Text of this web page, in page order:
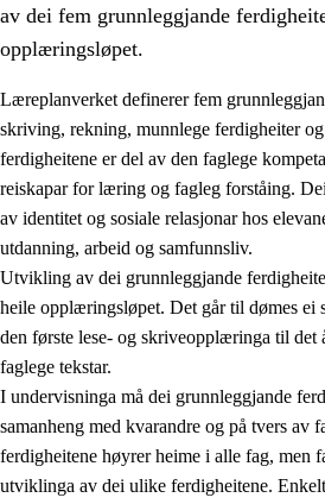
2. Prinsipp for læring, utvikling
Sosial læring og utvikling
2.2 Kompetanse i faga
2.3 Grunnleggjande ferdigheiter
2.4 Å lære å lære
Tverrfaglege tema
av dei fem grunnleggjande
opplæringsløpet.
Læreplanverket definerer fem
skriving, rekning, munnlege ferdigheiter
ferdigheitene er del av den faglege
reiskapar for læring og fagleg forståing.
av identitet og sosiale relasjonar hos
utdanning, arbeid og samfunnsliv.
Utvikling av dei grunnleggjande
heile opplæringsløpet. Det går til dømes ei
den første lese- og skriveopplæringa til det
faglege tekstar.
I undervisninga må dei grunnleggjande
samanheng med kvarandre og på tvers av
ferdigheitene høyrer heime i alle fag, men
utviklinga av dei ulike ferdigheitene.